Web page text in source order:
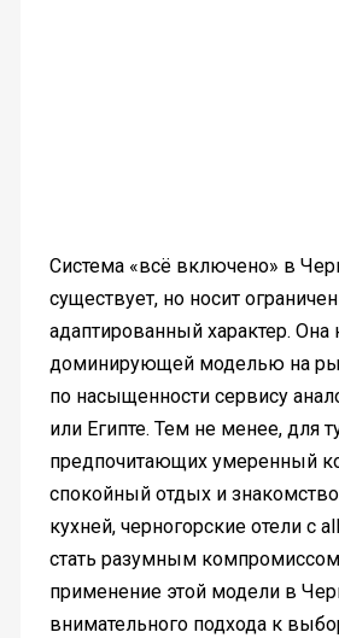
Система «всё включено» в
существует, но носит
адаптированный характер. Она
доминирующей моделью на
по насыщенности сервису
или Египте. Тем не менее, для
предпочитающих умеренный
спокойный отдых и
кухней, черногорские отели с
стать разумным
применение этой модели в
внимательного подхода к